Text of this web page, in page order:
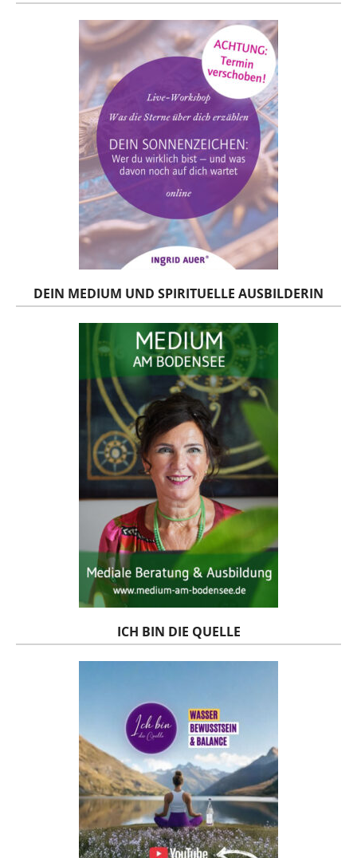
DEIN MEDIUM UND SPIRITUELLE AUSBILDERIN
ICH BIN DIE QUELLE